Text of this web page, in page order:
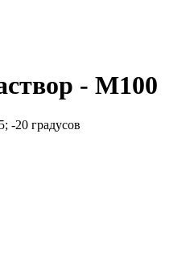
- М100
-20 градусов